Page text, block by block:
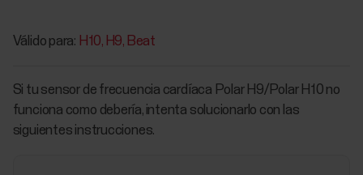
Válido para: H10 H9 Beat
Si tu sensor de frecuencia cardíaca Polar H9/Polar H10 no
funciona como debería, intenta solucionarlo con las
siguientes instrucciones.